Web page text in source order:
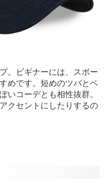
。ビギナーには、スポー
めです。短めのツバとベ
いコーデとも相性抜群。
クセントにしたりするの